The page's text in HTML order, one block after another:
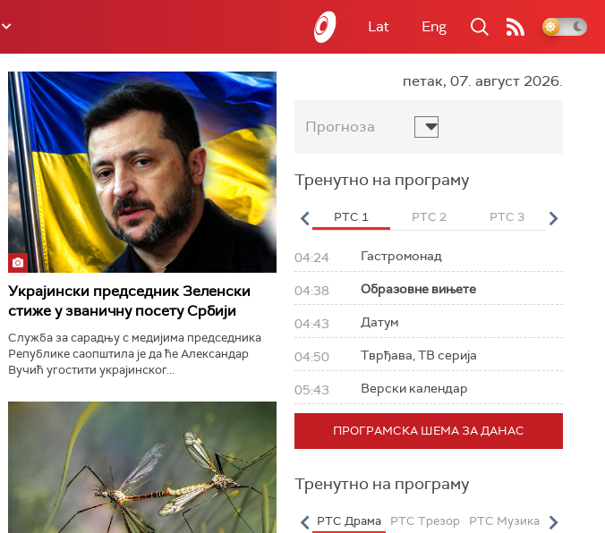
Lat Eng
Украјински председник Зеленски
стиже у званичну посету Србији
Служба за сарадњу с медијима председника
Републике саопштила је да ће Александар
Вучић угостити украјинског...
петак, 07. август 2026.
Прогноза
Тренутно на програму
РТС 3 РТС Свет РТС HD РТС 1 РТС 2 РТС 3 РТС
04:24 Гастромонад
04:38 Образовне вињете
04:43 Датум
04:50 Тврђава, ТВ серија
05:43 Верски календар
ПРОГРАМСКА ШЕМА ЗА ДАНАС
Тренутно на програму
РТС Класика РТС Коло РТС Полетарац РТС Драма РТС Трезор РТС Музика РТС